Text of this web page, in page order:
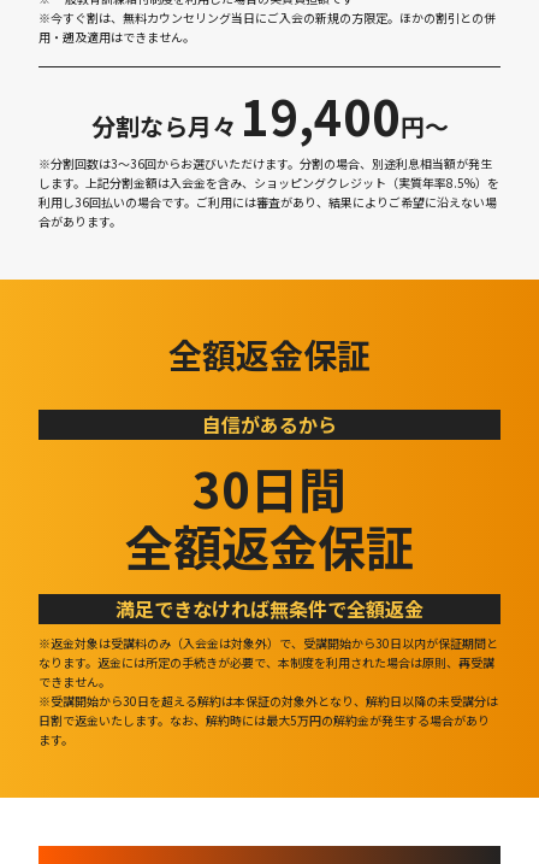
※今すぐ割は、無料カウンセリング当日にご入会の新規の方限定。ほかの割引との併
用・遡及適用はできません。
分割なら月々 19,400円〜
※分割回数は3～36回からお選びいただけます。分割の場合、別途利息相当額が発生
します。上記分割金額は入会金を含み、ショッピングクレジット（実質年率8.5%）を
利用し36回払いの場合です。ご利用には審査があり、結果によりご希望に沿えない場
合があります。
全額返金保証
自信があるから
30日間
全額返金保証
満足できなければ無条件で全額返金
※返金対象は受講料のみ（入会金は対象外）で、受講開始から30日以内が保証期間と
なります。返金には所定の手続きが必要で、本制度を利用された場合は原則、再受講
できません。
※受講開始から30日を超える解約は本保証の対象外となり、解約日以降の未受講分は
日割で返金いたします。なお、解約時には最大5万円の解約金が発生する場合があり
ます。